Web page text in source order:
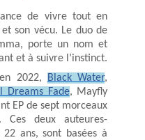
de vivre tout en
son vécu. Le duo de
porte un nom et
et à suivre l’instinct.
2022,
Black Water,
Dreams Fade, Mayfly
EP de sept morceaux
Ces deux auteures-
ans, sont basées à